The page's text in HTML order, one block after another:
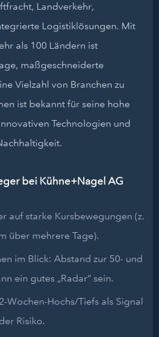
Landverkehr,
Logistiklösungen. Mit
als 100 Ländern ist
maßgeschneiderte
Vielzahl von Branchen zu
ist bekannt für seine hohe
Technologien und
bei Kühne+Nagel AG
auf starke Kursbewegungen (z.
über mehrere Tage).
im Blick: Abstand zur 50- und
ein gutes „Radar“ sein.
Wochen-Hochs/Tiefs als Signal
Risiko.